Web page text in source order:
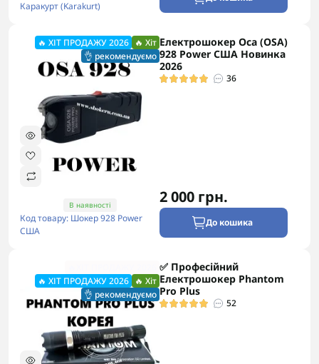
Каракурт (Karakurt)
🔥 ХІТ ПРОДАЖУ 2026 🔥 Хіт
👌 рекомендуємо
В наявності
Код товару: Шокер 928 Power
США
Електрошокер Oca (OSA)
928 Power США Новинка
2026
36
2 000 грн.
До кошика
🔥 ХІТ ПРОДАЖУ 2026 🔥 Хіт
👌 рекомендуємо
✅ Професійний
Електрошокер Phantom
Pro Plus
52